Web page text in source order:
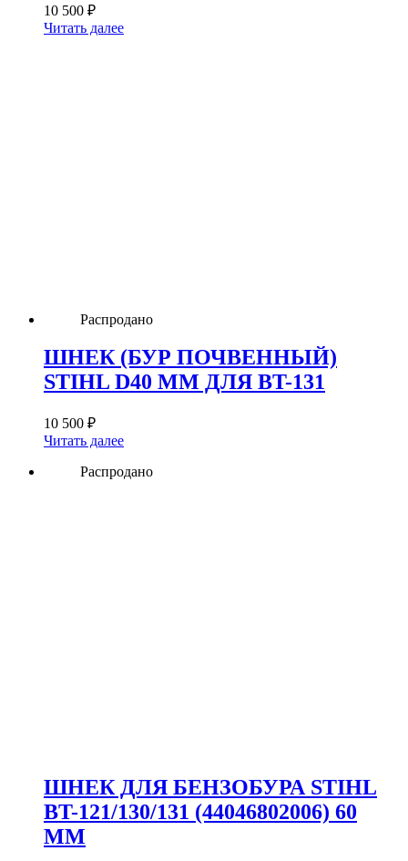
10 500 ₽
Читать далее
Распродано
ШНЕК (БУР ПОЧВЕННЫЙ)
STIHL D40 ММ ДЛЯ BT-131
10 500 ₽
Читать далее
Распродано
ШНЕК ДЛЯ БЕНЗОБУРА STIHL
BT-121/130/131 (44046802006) 60
ММ